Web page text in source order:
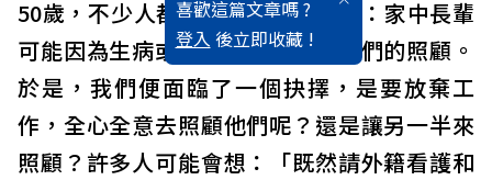
喜歡這篇文章嗎 ?
登入 後立即收藏 !
50歲，不少人都會面臨這樣的情境：家中長輩
可能因為生病或其他原因，需要我們的照顧。
於是，我們便面臨了一個抉擇，是要放棄工
作，全心全意去照顧他們呢？還是讓另一半來
照顧？許多人可能會想：「既然請外籍看護和